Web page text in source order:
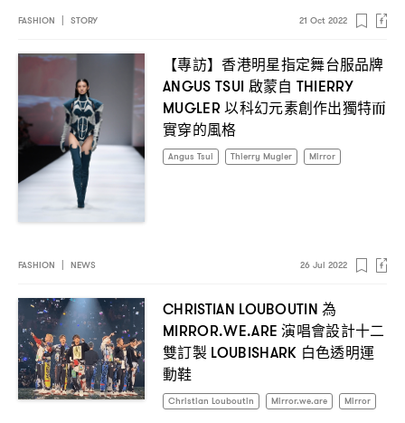
FASHION STORY 21 Oct 2022
【專訪】香港明星指定舞台服品牌
ANGUS TSUI 啟蒙自 THIERRY
MUGLER以科幻元素創作出獨特而
實穿的風格
Angus Tsui Thierry Mugler Mirror
FASHION | NEWS 26 Jul 2022
CHRISTIAN LOUBOUTIN為
MIRROR.WE.ARE演唱會設計十二
雙訂製 LOUBISHARK 白色透明運
動鞋
Christian Louboutin Mirror.we.are Mirror